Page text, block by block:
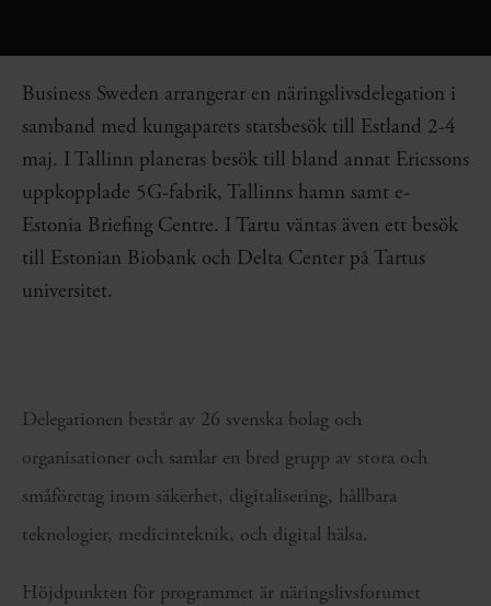
Business Sweden arrangerar en näringslivsdelegation i
samband med kungaparets statsbesök till Estland 2-4
maj. I Tallinn planeras besök till bland annat Ericssons
uppkopplade 5G-fabrik, Tallinns hamn samt e-
Estonia Briefing Centre. I Tartu väntas även ett besök
till Estonian Biobank och Delta Center på Tartus
universitet.
Delegationen består av 26 svenska bolag och
organisationer och samlar en bred grupp av stora och
småföretag inom säkerhet, digitalisering, hållbara
teknologier, medicinteknik, och digital hälsa.
Höjdpunkten för programmet är näringslivsforumet